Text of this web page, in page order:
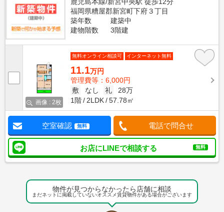
福岡県糟屋郡新宮町下府３丁目
築年数
建築中
建物階数
3階建
画像 : 2枚
無料オンライン相談可 インターネット無料
11.1万円
管理費等：6,000円
敷
なし 礼
28万
1階
2LDK 57.78㎡
空室確認 無料 電話で問合せ
お店にLINEで相談する 無料
物件が見つからなかったら店舗に相談
まだネットに掲載していないオススメ賃貸物件がある場合がございます